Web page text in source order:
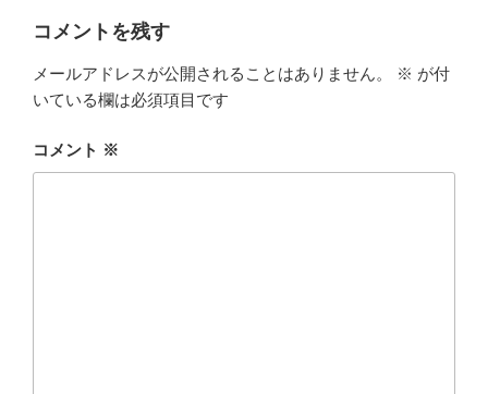
コメントを残す
メールアドレスが公開されることはありません。 ※ が付
いている欄は必須項目です
コメント ※